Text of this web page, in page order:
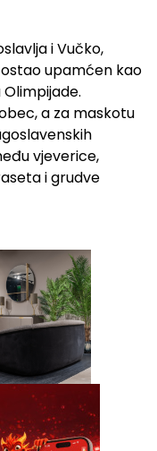
i Vučko,
ostao upamćen kao
a za maskotu
vjeverice,
i grudve